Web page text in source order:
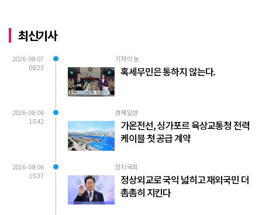
최신기사
2026-08-07
08:23
기자의 눈
혹세무민은 통하지 않는다.
2026-08-06
15:42
경제일반
가온전선, 싱가포르 육상교통청 전력
케이블 첫 공급 계약
2026-08-06
15:37
정치국회
정상외교로 국익 넓히고 재외국민 더
촘촘히 지킨다